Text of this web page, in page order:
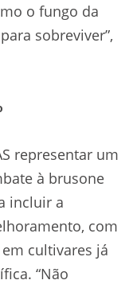
o fungo da
sobreviver”,
representar um
à brusone
incluir a
com
cultivares já
“Não